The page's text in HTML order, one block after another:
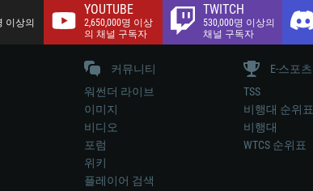
이상의
YOUTUBE
2,650,000명 이상
의 채널 구독자
TWITCH
530,000명 이상의
채널 구독자
커뮤니티
워썬더 라이브
이미지
비디오
포럼
위키
플레이어 검색
E-스포츠
TSS
비행대 순위표
비행대
WTCS 순위표